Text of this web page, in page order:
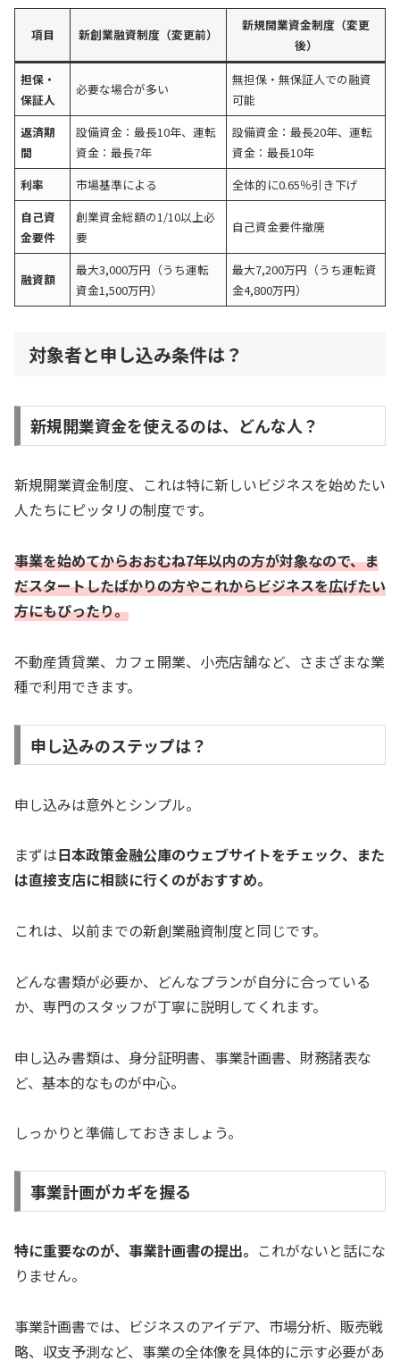
項目 新創業融資制度（変更前）
新規開業資金制度（変更
後）
担保・
保証人
必要な場合が多い
無担保・無保証人での融資
可能
返済期
間
設備資金：最長10年、運転
資金：最長7年
設備資金：最長20年、運転
資金：最長10年
利率
市場基準による
全体的に0.65％引き下げ
自己資
金要件
創業資金総額の1/10以上必
要
自己資金要件撤廃
融資額
最大3,000万円（うち運転
資金1,500万円）
最大7,200万円（うち運転資
金4,800万円）
対象者と申し込み条件は？
新規開業資金を使えるのは、どんな人？
新規開業資金制度、これは特に新しいビジネスを始めたい
人たちにピッタリの制度です。
事業を始めてからおおむね7年以内の方が対象なので、ま
だスタートしたばかりの方やこれからビジネスを広げたい
方にもぴったり。
不動産賃貸業、カフェ開業、小売店舗など、さまざまな業
種で利用できます。
申し込みのステップは？
申し込みは意外とシンプル。
まずは日本政策金融公庫のウェブサイトをチェック、また
は直接支店に相談に行くのがおすすめ。
これは、以前までの新創業融資制度と同じです。
どんな書類が必要か、どんなプランが自分に合っている
か、専門のスタッフが丁寧に説明してくれます。
申し込み書類は、身分証明書、事業計画書、財務諸表な
ど、基本的なものが中心。
しっかりと準備しておきましょう。
事業計画がカギを握る
特に重要なのが、事業計画書の提出。 これがないと話にな
りません。
事業計画書では、ビジネスのアイデア、市場分析、販売戦
略、収支予測など、事業の全体像を具体的に示す必要があ